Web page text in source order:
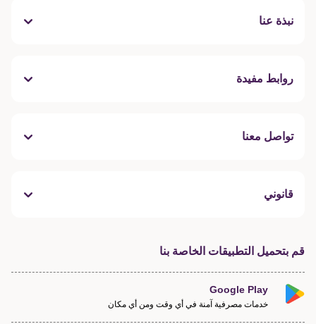
نبذة عنا
روابط مفيدة
تواصل معنا
قانوني
قم بتحميل التطبيقات الخاصة بنا
Google Play
خدمات مصرفية آمنة في أي وقت ومن أي مكان